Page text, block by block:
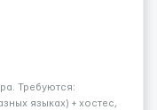
Требуются:
языках) + хостеc,